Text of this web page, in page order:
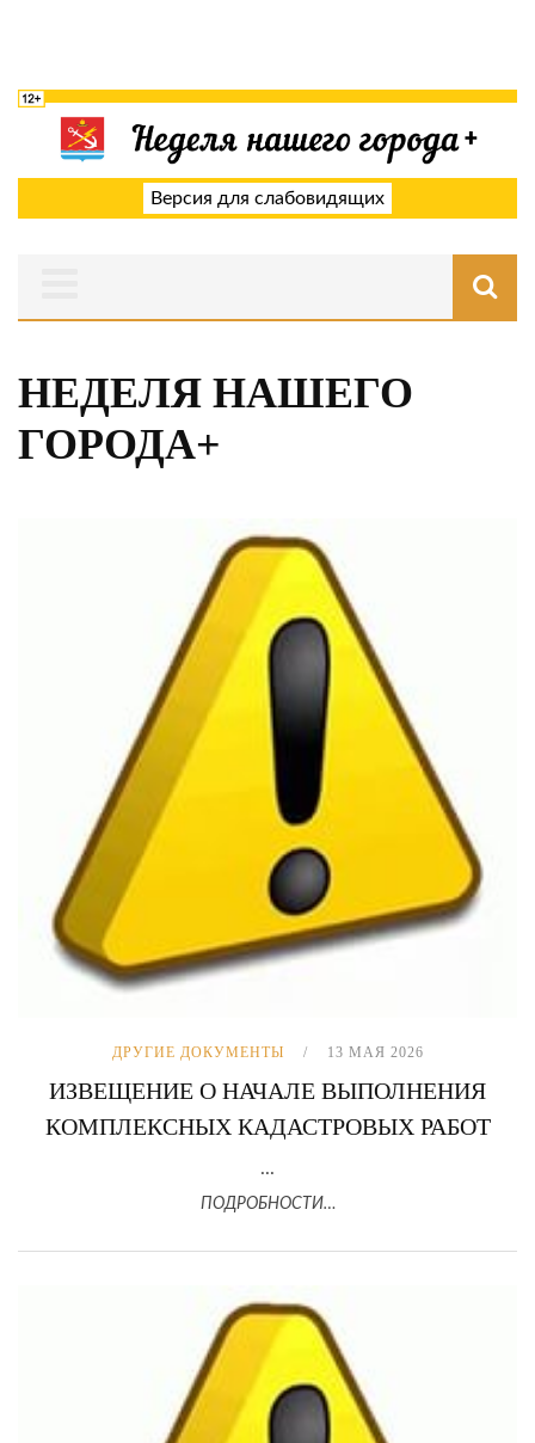
Версия для слабовидящих
НЕДЕЛЯ НАШЕГО
ГОРОДА+
ДРУГИЕ ДОКУМЕНТЫ 13 МАЯ 2026
ИЗВЕЩЕНИЕ О НАЧАЛЕ ВЫПОЛНЕНИЯ
КОМПЛЕКСНЫХ КАДАСТРОВЫХ РАБОТ
...
ПОДРОБНОСТИ…